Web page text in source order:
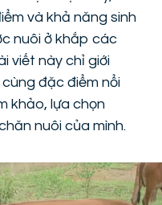
và khả năng sinh
nuôi ở khắp các
viết này chỉ giới
đặc điểm nổi
khảo, lựa chọn
nuôi của mình.